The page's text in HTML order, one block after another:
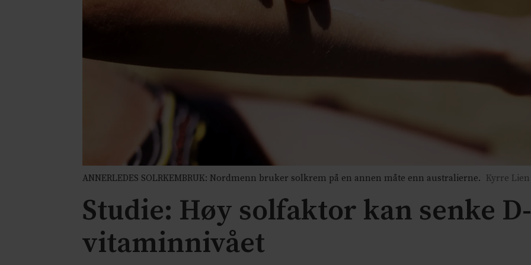
ANNERLEDES SOLRKEMBRUK: Nordmenn bruker solkrem på en annen måte enn australierne. Kyrre Lien
Studie: Høy solfaktor kan senke
vitaminnivået